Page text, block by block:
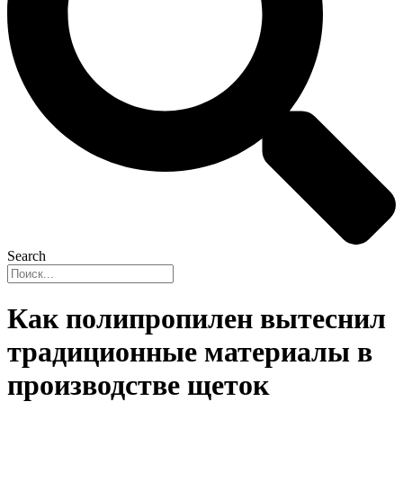
Search
Как полипропилен вытеснил
традиционные материалы в
производстве щеток